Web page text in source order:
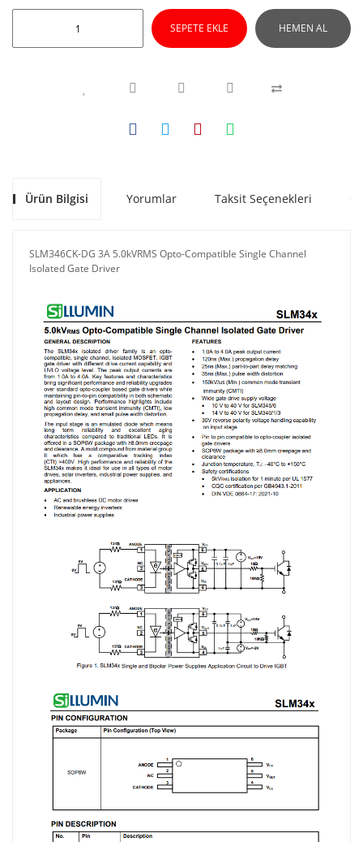
SEPETE EKLE HEMEN AL
Ürün Bilgisi Yorumlar Taksit Seçenekleri
SLM346CK-DG 3A 5.0kVRMS Opto-Compatible Single Channel
Isolated Gate Driver